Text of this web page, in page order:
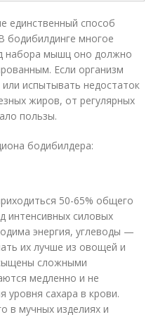
единственный способ
бодибилдинге многое
набора мышц оно должно
Если организм
испытывать недостаток
жиров, от регулярных
пользы.
бодибилдера:
50-65% общего
интенсивных силовых
энергия, углеводы —
их лучше из овощей и
сложными
медленно и не
сахара в крови.
в мучных изделиях и